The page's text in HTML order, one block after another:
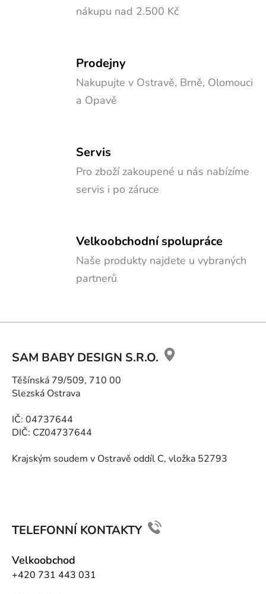
nákupu nad 2.500 Kč
Prodejny
Nakupujte v Ostravě, Brně, Olomouci
a Opavě
Servis
Pro zboží zakoupené u nás nabízíme
servis i po záruce
Velkoobchodní spolupráce
Naše produkty najdete u vybraných
partnerů
SAM BABY DESIGN S.R.O.
Těšínská 79/509, 710 00
Slezská Ostrava
IČ: 04737644
DIČ: CZ04737644
Krajským soudem v Ostravě oddíl C, vložka 52793
TELEFONNÍ KONTAKTY
Velkoobchod
+420 731 443 031